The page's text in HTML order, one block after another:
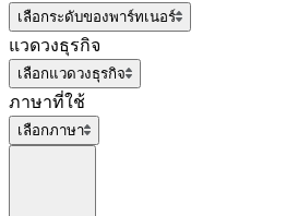
เลือกระดับของพาร์ทเนอร์
แวดวงธุรกิจ
เลือกแวดวงธุรกิจ
ภาษาที่ใช้
เลือกภาษา